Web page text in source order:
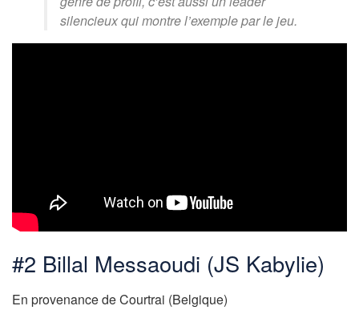
silencieux qui montre l’exemple par le jeu.
#2 Billal Messaoudi (JS Kabylie)
En provenance de Courtrai (Belgique)